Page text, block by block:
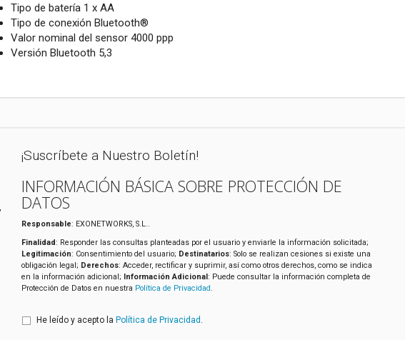
Tipo de batería 1 x AA
Tipo de conexión Bluetooth®
Valor nominal del sensor 4000 ppp
Versión Bluetooth 5,3
¡Suscríbete a Nuestro Boletín!
INFORMACIÓN BÁSICA SOBRE PROTECCIÓN DE
DATOS
Responsable: EXONETWORKS, S.L..
Finalidad: Responder las consultas planteadas por el usuario y enviarle la información solicitada;
Legitimación: Consentimiento del usuario; Destinatarios: Solo se realizan cesiones si existe una
obligación legal; Derechos: Acceder, rectificar y suprimir, así como otros derechos, como se indica
en la información adicional;
Información Adicional : Puede consultar la información completa de
Protección de Datos en nuestra Política de Privacidad .
He leído y acepto la Política de Privacidad .